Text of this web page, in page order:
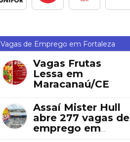
Vagas de Emprego em Fortaleza
Vagas Frutas
Lessa em
Maracanaú/CE
Assaí Mister Hull
abre 277 vagas de
emprego em